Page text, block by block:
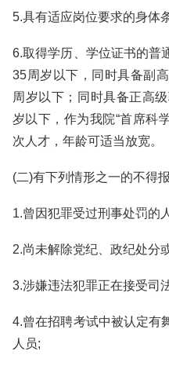
5.具有适应岗位要求的身体
6.取得学历、学位证书的普
35周岁以下，同时具备副
周岁以下；同时具备正高
岁以下，作为我院“首席科
次人才，年龄可适当放宽。
(二)有下列情形之一的不得
1.曾因犯罪受过刑事处罚的
2.尚未解除党纪、政纪处分
3.涉嫌违法犯罪正在接受司
4.曾在招聘考试中被认定有
人员;